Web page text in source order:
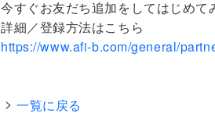
今すぐお友だち追加をしてはじめて
詳細／登録方法はこちら
https://www.afi-b.com/general/
一覧に戻る